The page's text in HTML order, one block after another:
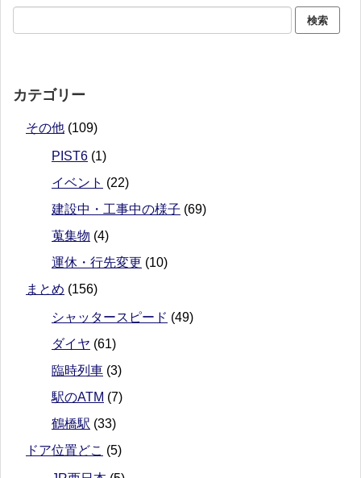
カテゴリー
その他 (109)
PIST6 (1)
イベント (22)
建設中・工事中の様子 (69)
蒐集物 (4)
運休・行先変更 (10)
まとめ (156)
シャッタースピード (49)
ダイヤ (61)
臨時列車 (3)
駅のATM (7)
鶴橋駅 (33)
ドア位置どこ (5)